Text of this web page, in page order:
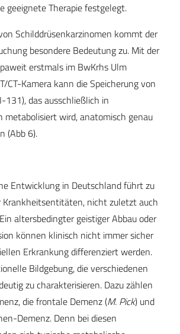
geeignete Therapie festgelegt.
Schilddrüsenkarzinomen kommt der
besondere Bedeutung zu. Mit der
erstmals im BwKrhs Ulm
CT-Kamera kann die Speicherung von
131), das ausschließlich in
metabolisiert wird, anatomisch genau
(Abb 6).
Entwicklung in Deutschland führt zu
Krankheitsentitäten, nicht zuletzt auch
altersbedingter geistiger Abbau oder
können klinisch nicht immer sicher
Erkrankung differenziert werden.
Bildgebung, die verschiedenen
zu charakterisieren. Dazu zählen
die frontale Demenz (M. Pick) und
Demenz. Denn bei diesen